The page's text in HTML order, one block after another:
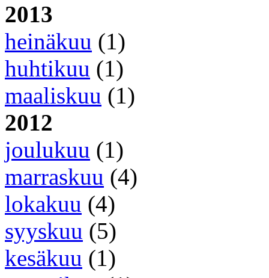
2013
heinäkuu (1)
huhtikuu (1)
maaliskuu (1)
2012
joulukuu (1)
marraskuu (4)
lokakuu (4)
syyskuu (5)
kesäkuu (1)